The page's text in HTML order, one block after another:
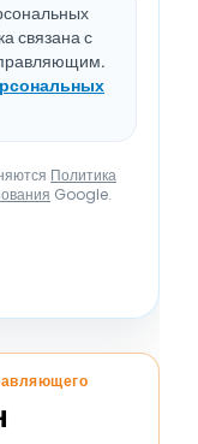
связана с
Политика
Google.